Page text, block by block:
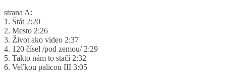
strana A:
1. Štát 2:20
2. Mesto 2:26
3. Život ako video 2:37
4. 120 čísel /pod zemou/ 2:29
5. Takto nám to stačí 2:32
6. Veľkou palicou III 3:05